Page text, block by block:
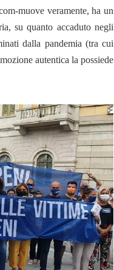
muove veramente, ha un
su quanto accaduto negli
dalla pandemia (tra cui
autentica la possiede